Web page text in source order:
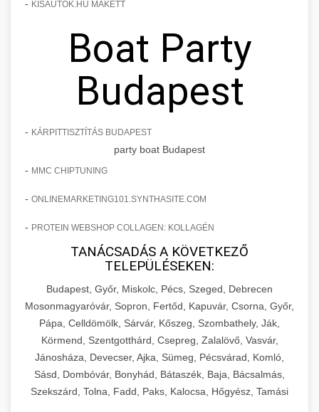
- KISAUTOK.HU MAKETT
Boat Party
Budapest
- KÁRPITTISZTÍTÁS BUDAPEST
party boat Budapest
- MMC CHIPTUNING
- ONLINEMARKETING101.SYNTHASITE.COM
- PROTEIN WEBSHOP COLLAGEN: KOLLAGÉN
TANÁCSADÁS A KÖVETKEZŐ
TELEPÜLÉSEKEN:
Budapest, Győr, Miskolc, Pécs, Szeged, Debrecen
Mosonmagyaróvár, Sopron, Fertőd, Kapuvár, Csorna, Győr,
Pápa, Celldömölk, Sárvár, Kőszeg, Szombathely, Ják,
Körmend, Szentgotthárd, Csepreg, Zalalövő, Vasvár,
Jánosháza, Devecser, Ajka, Sümeg, Pécsvárad, Komló,
Sásd, Dombóvár, Bonyhád, Bátaszék, Baja, Bácsalmás,
Szekszárd, Tolna, Fadd, Paks, Kalocsa, Hőgyész, Tamási